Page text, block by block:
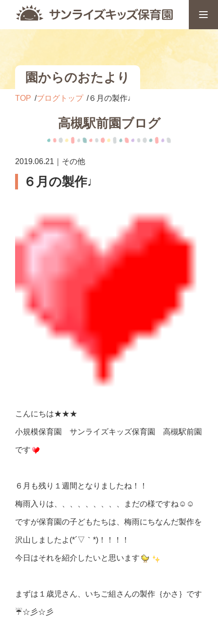
園からのおたより
TOP ブログトップ ６月の製作♩
高槻駅前園ブログ
2019.06.21｜その他
６月の製作♩
こんにちは★★★
小規模保育園 サンライズキッズ保育園 高槻駅前園
です
６月も残り１週間となりましたね！！
梅雨入りは、、、、、、、、、まだの様ですね☺☺
ですが保育園の子どもたちは、梅雨にちなんだ製作を
沢山しましたよ(*´▽｀*)！！！！
今日はそれを紹介したいと思います
まずは１歳児さん、いちご組さんの製作｛かさ｝です
☔☆彡☆彡